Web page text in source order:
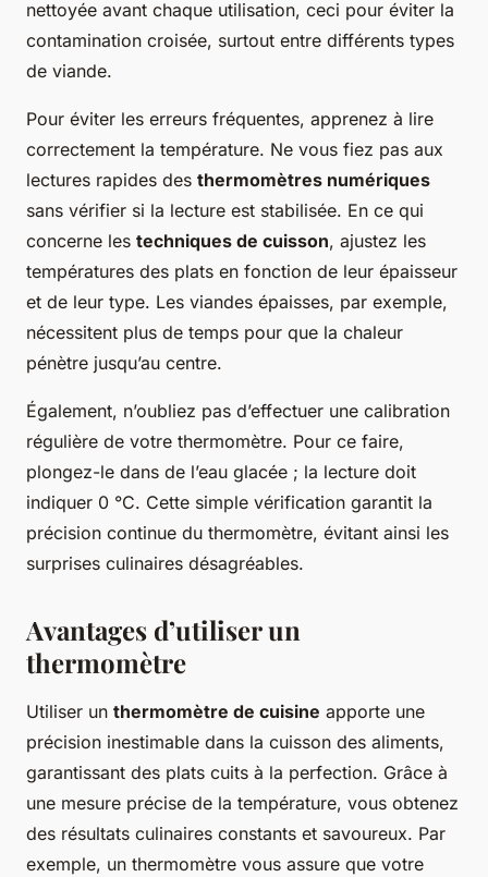
nettoyée avant chaque utilisation, ceci pour éviter la
contamination croisée, surtout entre différents types
de viande.
Pour éviter les erreurs fréquentes, apprenez à lire
correctement la température. Ne vous fiez pas aux
lectures rapides des thermomètres numériques
sans vérifier si la lecture est stabilisée. En ce qui
concerne les techniques de cuisson, ajustez les
températures des plats en fonction de leur épaisseur
et de leur type. Les viandes épaisses, par exemple,
nécessitent plus de temps pour que la chaleur
pénètre jusqu’au centre.
Également, n’oubliez pas d’effectuer une calibration
régulière de votre thermomètre. Pour ce faire,
plongez-le dans de l’eau glacée ; la lecture doit
indiquer 0 °C. Cette simple vérification garantit la
précision continue du thermomètre, évitant ainsi les
surprises culinaires désagréables.
Avantages d’utiliser un
thermomètre
Utiliser un thermomètre de cuisine apporte une
précision inestimable dans la cuisson des aliments,
garantissant des plats cuits à la perfection. Grâce à
une mesure précise de la température, vous obtenez
des résultats culinaires constants et savoureux. Par
exemple, un thermomètre vous assure que votre